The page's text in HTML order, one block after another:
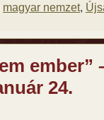
magyar nemzet,
ember”
24.